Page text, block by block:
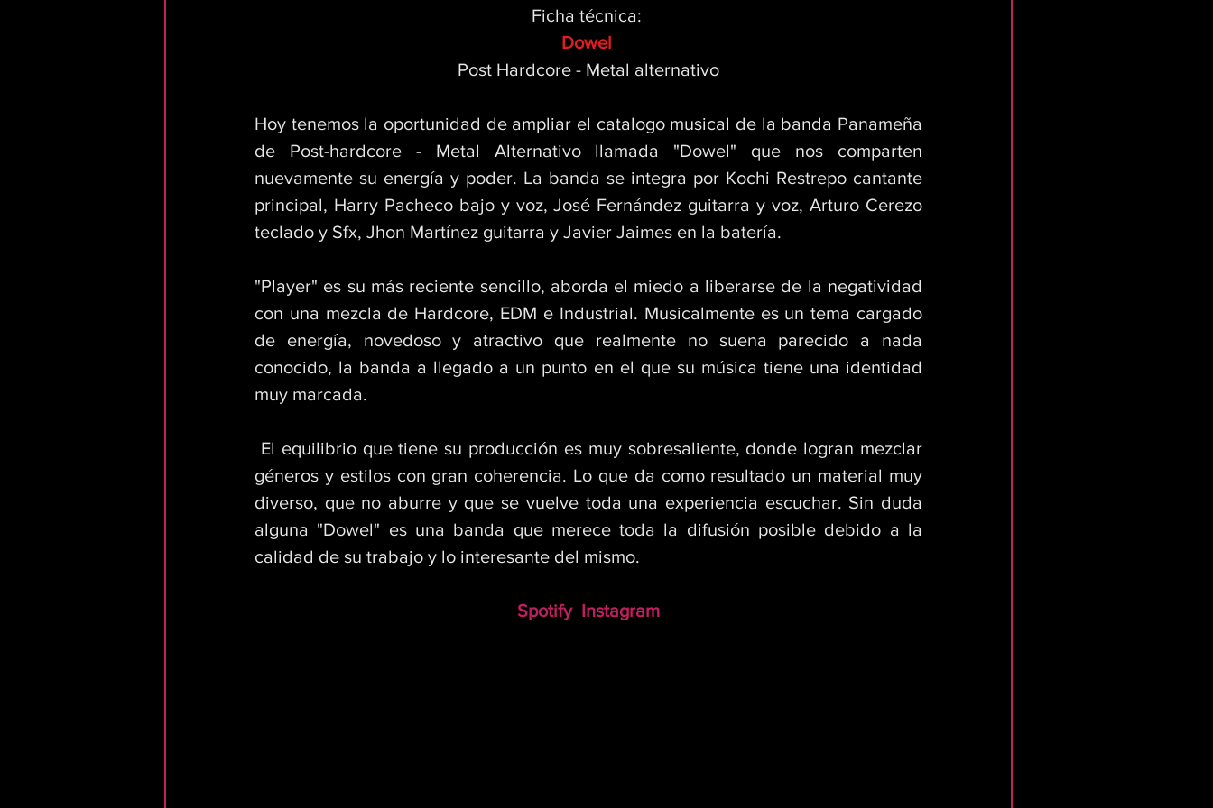
Ficha técnica:
Dowel
Post Hardcore - Metal alternativo
Hoy tenemos la oportunidad de ampliar el catalogo musical de la banda Panameña
de Post-hardcore - Metal Alternativo llamada "Dowel" que nos comparten
nuevamente su energía y poder. La banda se integra por Kochi Restrepo cantante
principal, Harry Pacheco bajo y voz, José Fernández guitarra y voz, Arturo Cerezo
teclado y Sfx, Jhon Martínez guitarra y Javier Jaimes en la batería.
"Player" es su más reciente sencillo, aborda el miedo a liberarse de la negatividad
con una mezcla de Hardcore, EDM e Industrial. Musicalmente es un tema cargado
de energía, novedoso y atractivo que realmente no suena parecido a nada
conocido, la banda a llegado a un punto en el que su música tiene una identidad
muy marcada.
géneros y estilos con gran coherencia. Lo que da como resultado un material muy
diverso, que no aburre y que se vuelve toda una experiencia escuchar. Sin duda
alguna "Dowel" es una banda que merece toda la difusión posible debido a la
calidad de su trabajo y lo interesante del mismo.
Spotify Instagram